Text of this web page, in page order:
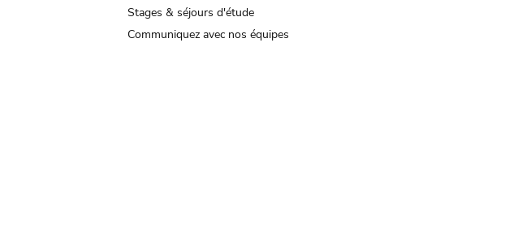
Stages & séjours d'étude
Communiquez avec nos équipes